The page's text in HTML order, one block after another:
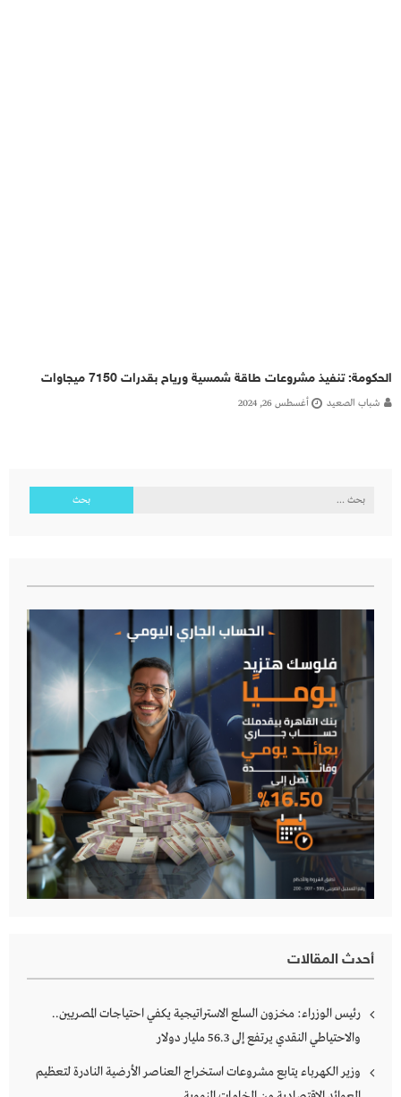
الحكومة: تنفيذ مشروعات طاقة شمسية ورياح بقدرات 7150 ميجاوات
شباب الصعيد أغسطس 26, 2024
البحث
أحدث المقالات
رئيس الوزراء: مخزون السلع الاستراتيجية يكفي احتياجات المصريين..
والاحتياطي النقدي يرتفع إلى 56.3 مليار دولار
وزير الكهرباء يتابع مشروعات استخراج العناصر الأرضية النادرة لتعظيم